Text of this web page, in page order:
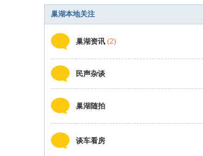
巢湖本地关注
巢湖资讯 (2)
民声杂谈
巢湖随拍
谈车看房